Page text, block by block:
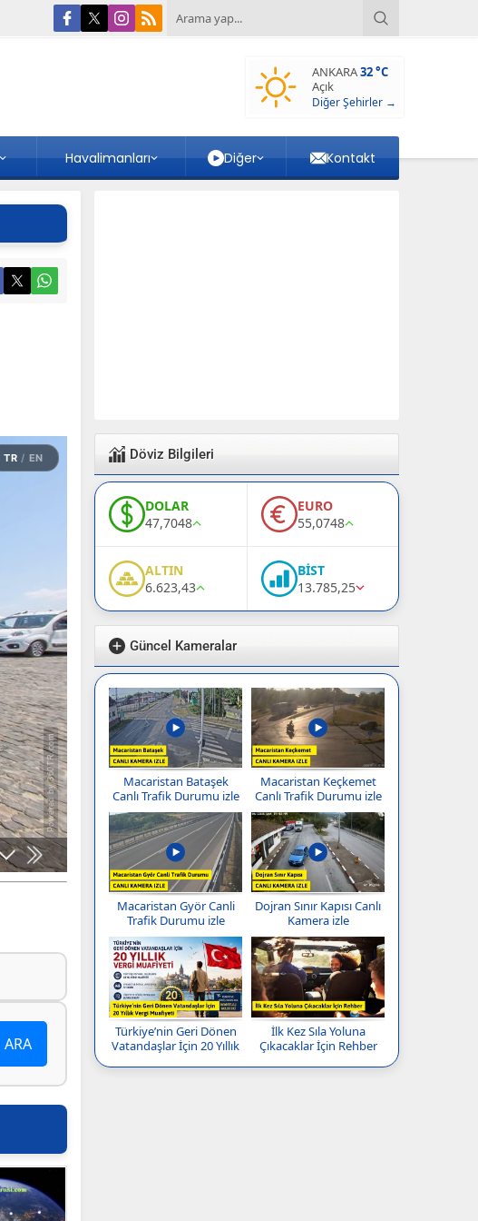
ANKARA32 °C
Açık
Diğer Şehirler →
Havalimanları Diğer Kontakt
Döviz Bilgileri
DOLAR
47,7048
EURO
55,0748
ALTIN
6.623,43
BİST
13.785,25
Güncel Kameralar
Macaristan Bataşek
Canlı Trafik Durumu izle
Macaristan Keçkemet
Canlı Trafik Durumu izle
Macaristan Györ Canli
Trafik Durumu izle
Dojran Sınır Kapısı Canlı
Kamera izle
Türkiye’nin Geri Dönen
Vatandaşlar İçin 20 Yıllık
İlk Kez Sıla Yoluna
Çıkacaklar İçin Rehber